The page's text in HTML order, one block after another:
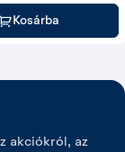
Kosárba
akciókról, az